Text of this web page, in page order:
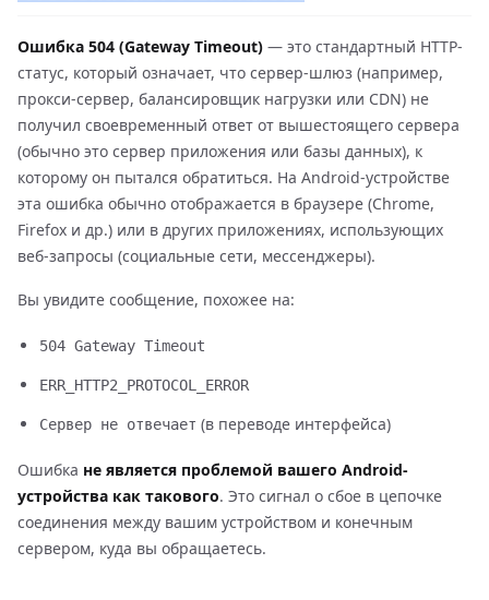
Ошибка 504 (Gateway Timeout) — это стандартный HTTP-
статус, который означает, что сервер-шлюз (например,
прокси-сервер, балансировщик нагрузки или CDN) не
получил своевременный ответ от вышестоящего сервера
(обычно это сервер приложения или базы данных), к
которому он пытался обратиться. На Android-устройстве
эта ошибка обычно отображается в браузере (Chrome,
Firefox и др.) или в других приложениях, использующих
веб-запросы (социальные сети, мессенджеры).
Вы увидите сообщение, похожее на:
504 Gateway Timeout
ERR_HTTP2_PROTOCOL_ERROR
Сервер не отвечает (в переводе интерфейса)
Ошибка не является проблемой вашего Android-
устройства как такового. Это сигнал о сбое в цепочке
соединения между вашим устройством и конечным
сервером, куда вы обращаетесь.